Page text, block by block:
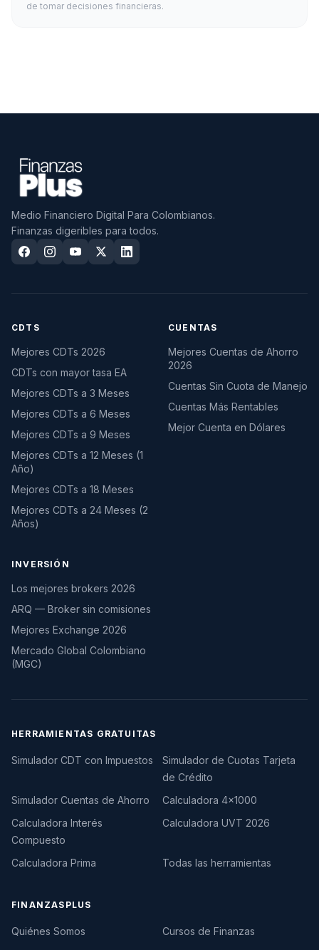
de tomar decisiones financieras.
Medio Financiero Digital Para Colombianos.
Finanzas digeribles para todos.
CDTS
Mejores CDTs 2026
CDTs con mayor tasa EA
Mejores CDTs a 3 Meses
Mejores CDTs a 6 Meses
Mejores CDTs a 9 Meses
Mejores CDTs a 12 Meses (1
Año)
Mejores CDTs a 18 Meses
Mejores CDTs a 24 Meses (2
Años)
CUENTAS
Mejores Cuentas de Ahorro
2026
Cuentas Sin Cuota de Manejo
Cuentas Más Rentables
Mejor Cuenta en Dólares
INVERSIÓN
Los mejores brokers 2026
ARQ — Broker sin comisiones
Mejores Exchange 2026
Mercado Global Colombiano
(MGC)
HERRAMIENTAS GRATUITAS
Simulador CDT con Impuestos
Simulador de Cuotas Tarjeta
de Crédito
Simulador Cuentas de Ahorro
Calculadora 4×1000
Calculadora Interés
Compuesto
Calculadora UVT 2026
Calculadora Prima Todas las herramientas
FINANZASPLUS
Quiénes Somos
Cursos de Finanzas